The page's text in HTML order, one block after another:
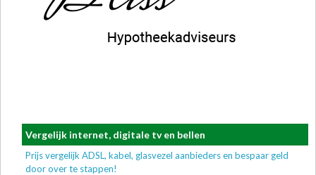
Vergelijk internet, digitale tv en bellen
Prijs vergelijk ADSL, kabel, glasvezel aanbieders en bespaar geld
door over te stappen!